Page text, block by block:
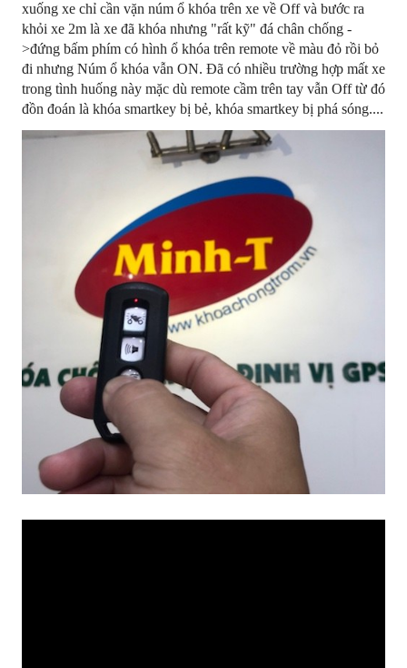
xuống xe chỉ cần vặn núm ổ khóa trên xe về Off và bước ra
khỏi xe 2m là xe đã khóa nhưng "rất kỹ" đá chân chống -
>đứng bấm phím có hình ổ khóa trên remote về màu đỏ rồi bỏ
đi nhưng Núm ổ khóa vẫn ON. Đã có nhiều trường hợp mất xe
trong tình huống này mặc dù remote cầm trên tay vẫn Off từ đó
đồn đoán là khóa smartkey bị bẻ, khóa smartkey bị phá sóng....